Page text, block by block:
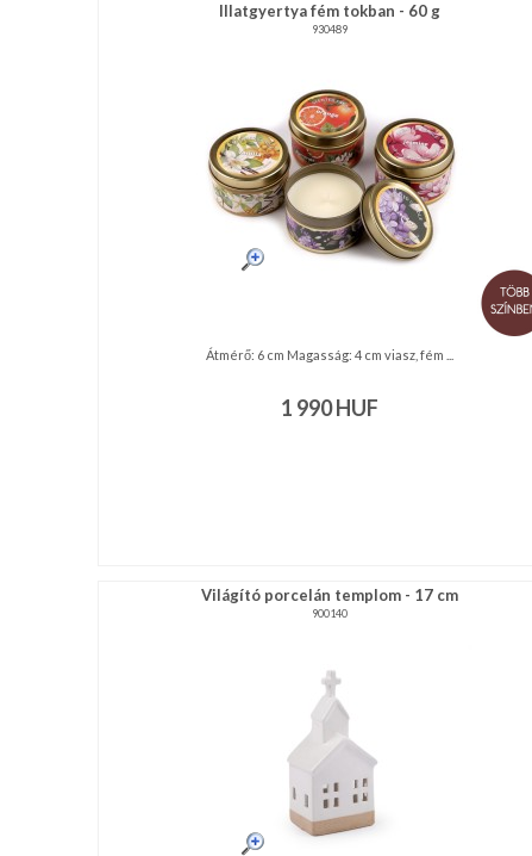
RENDEZVÉNY
ÉRDEKLŐDÉS,ÁRAJÁNLAT
Illatgyertya fém tokban - 60 g
930489
Átmérő: 6 cm Magasság: 4 cm viasz, fém ...
1 990HUF
Világító porcelán templom - 17 cm
900140